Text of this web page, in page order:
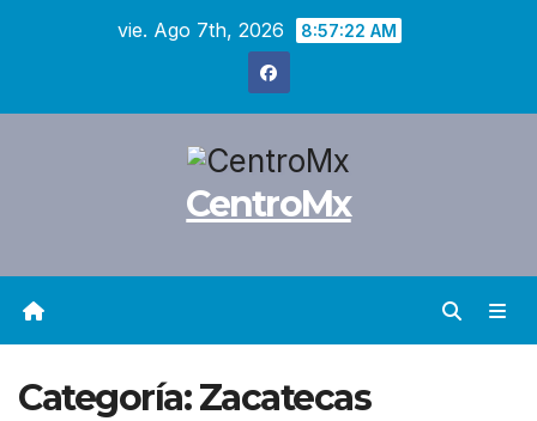
vie. Ago 7th, 2026 8:57:23 AM
CentroMx
Categoría:Zacatecas